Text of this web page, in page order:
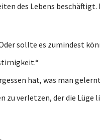
des Lebens beschäftigt.
sollte es zumindest
hat, was man
zu verletzen, der die Lüge